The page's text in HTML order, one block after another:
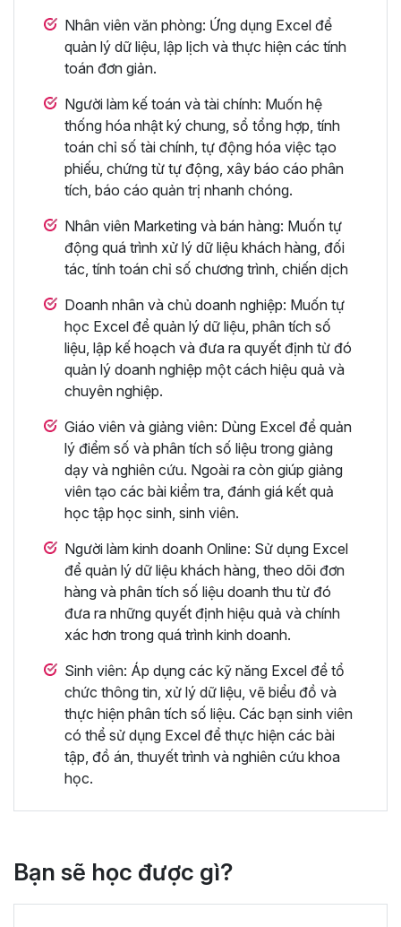
Nhân viên văn phòng: Ứng dụng Excel để
quản lý dữ liệu, lập lịch và thực hiện các tính
toán đơn giản.
Người làm kế toán và tài chính: Muốn hệ
thống hóa nhật ký chung, sổ tổng hợp, tính
toán chỉ số tài chính, tự động hóa việc tạo
phiếu, chứng từ tự động, xây báo cáo phân
tích, báo cáo quản trị nhanh chóng.
Nhân viên Marketing và bán hàng: Muốn tự
động quá trình xử lý dữ liệu khách hàng, đối
tác, tính toán chỉ số chương trình, chiến dịch
Doanh nhân và chủ doanh nghiệp: Muốn tự
học Excel để quản lý dữ liệu, phân tích số
liệu, lập kế hoạch và đưa ra quyết định từ đó
quản lý doanh nghiệp một cách hiệu quả và
chuyên nghiệp.
Giáo viên và giảng viên: Dùng Excel để quản
lý điểm số và phân tích số liệu trong giảng
dạy và nghiên cứu. Ngoài ra còn giúp giảng
viên tạo các bài kiểm tra, đánh giá kết quả
học tập học sinh, sinh viên.
Người làm kinh doanh Online: Sử dụng Excel
để quản lý dữ liệu khách hàng, theo dõi đơn
hàng và phân tích số liệu doanh thu từ đó
đưa ra những quyết định hiệu quả và chính
xác hơn trong quá trình kinh doanh.
Sinh viên: Áp dụng các kỹ năng Excel để tổ
chức thông tin, xử lý dữ liệu, vẽ biểu đồ và
thực hiện phân tích số liệu. Các bạn sinh viên
có thể sử dụng Excel để thực hiện các bài
tập, đồ án, thuyết trình và nghiên cứu khoa
học.
Bạn sẽ học được gì?